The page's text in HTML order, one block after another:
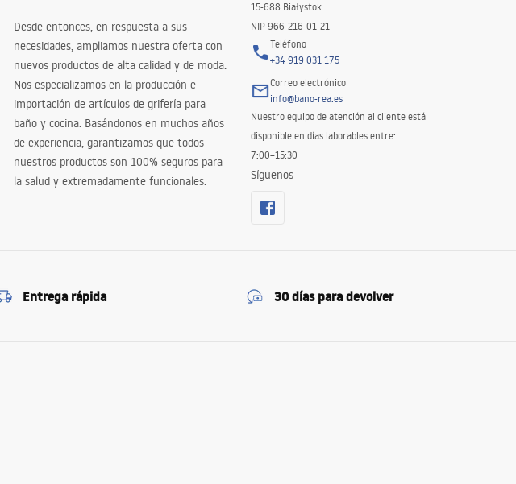
Desde entonces, en respuesta a sus
necesidades, ampliamos nuestra oferta con
nuevos productos de alta calidad y de moda.
Nos especializamos en la producción e
importación de artículos de grifería para
baño y cocina. Basándonos en muchos años
de experiencia, garantizamos que todos
nuestros productos son 100% seguros para
la salud y extremadamente funcionales.
15-688 Białystok
NIP 966-216-01-21
Teléfono
+34 919 031 175
Correo electrónico
info@bano-rea.es
Nuestro equipo de atención al cliente está
disponible en días laborables entre:
7:00–15:30
Síguenos
Entrega rápida 30 días para devolver